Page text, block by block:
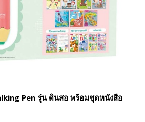
Pen รุ่น ดินสอ พร้อมชุดหนังสือ